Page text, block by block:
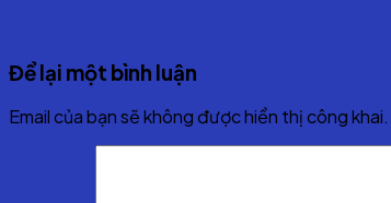
Để lại một bình luận
Email của bạn sẽ không được hiển thị công khai.